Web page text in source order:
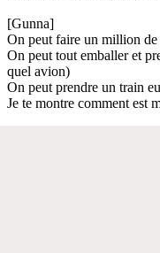
[Gunna]
On peut faire un million de
On peut tout emballer et
quel avion)
On peut prendre un train
Je te montre comment est